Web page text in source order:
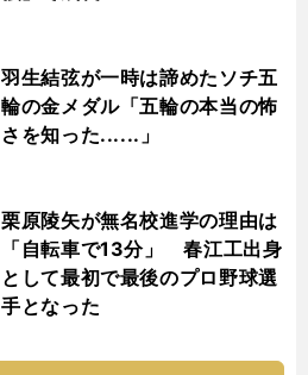
羽生結弦が一時は諦めたソチ五
輪の金メダル「五輪の本当の怖
さを知った......」
栗原陵矢が無名校進学の理由は
「自転車で13分」 春江工出身
として最初で最後のプロ野球選
手となった